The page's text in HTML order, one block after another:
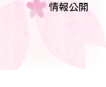
情報公開